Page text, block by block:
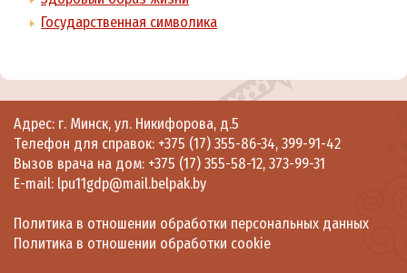
Государственная символика
Адрес: г. Минск, ул. Никифорова, д.5
Телефон для справок: +375 (17) 355-86-34, 399-91-42
Вызов врача на дом: +375 (17) 355-58-12, 373-99-31
E-mail: lpu11gdp@mail.belpak.by
Политика в отношении обработки персональных данных
Политика в отношении обработки cookie